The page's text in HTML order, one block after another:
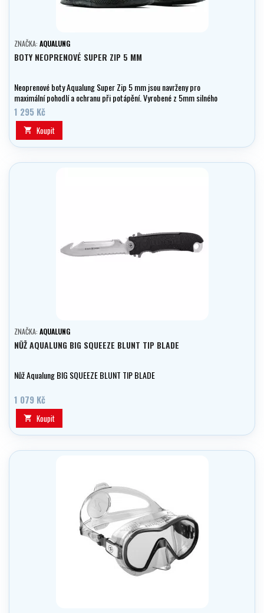
ZNAČKA: AQUALUNG
BOTY NEOPRENOVÉ SUPER ZIP 5 MM
Neoprenové boty Aqualung Super Zip 5 mm jsou navrženy pro
maximální pohodlí a ochranu při potápění. Vyrobené z 5mm silného
neoprenu, tyto boty poskytují vynikající tepelnou izolaci a zároveň
zajišťují pohodlné nošení.
1 295 Kč
 Koupit
ZNAČKA: AQUALUNG
NŮŽ AQUALUNG BIG SQUEEZE BLUNT TIP BLADE
Nůž Aqualung BIG SQUEEZE BLUNT TIP BLADE
1 079 Kč
 Koupit